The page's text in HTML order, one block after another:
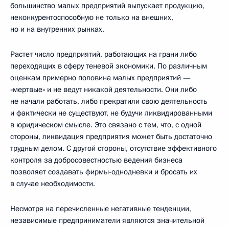
большинство малых предприятий выпускает продукцию,
неконкурентоспособную не только на внешних,
но и на внутренних рынках.
Растет число предприятий, работающих на грани либо
переходящих в сферу теневой экономики. По различным
оценкам примерно половина малых предприятий —
«мертвые» и не ведут никакой деятельности. Они либо
не начали работать, либо прекратили свою деятельность
и фактически не существуют, не будучи ликвидированными
в юридическом смысле. Это связано с тем, что, с одной
стороны, ликвидация предприятия может быть достаточно
трудным делом. С другой стороны, отсутствие эффективного
контроля за добросовестностью ведения бизнеса
позволяет создавать фирмы-однодневки и бросать их
в случае необходимости.
Несмотря на перечисленные негативные тенденции,
независимые предприниматели являются значительной